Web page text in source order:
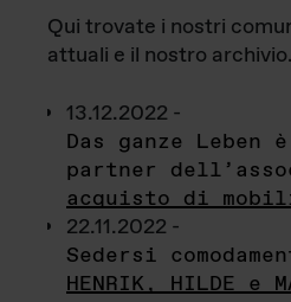
Qui trovate i nostri
attuali e il nostro archivio.
13.12.2022 -
Das ganze Leben
partner
acquisto di mobili
22.11.2022 -
Sedersi
HENRIK, HILDE e